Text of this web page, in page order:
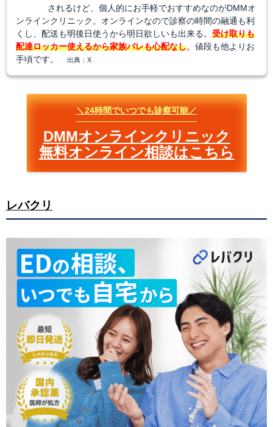
されるけど、個人的にお手軽でおすすめなのがDMMオ
ンラインクリニック。オンラインなので診察の時間の融通も利
くし、配送も明後日使うから明日欲しいも出来る。 受け取りも
配達ロッカー使えるから家族バレも心配なし 。値段も他よりお
手頃です。
出典：X
＼24時間でいつでも診察可能／
DMMオンラインクリニック
無料オンライン相談はこちら
レバクリ